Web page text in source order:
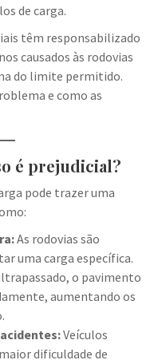
de carga.
têm responsabilizado
causados às rodovias
do limite permitido.
e como as
é prejudicial?
pode trazer uma
As rodovias são
uma carga específica.
o pavimento
aumentando os
Veículos
dificuldade de